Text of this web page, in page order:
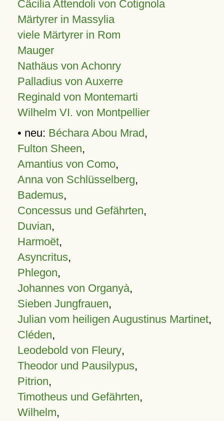
Cäcilia Attendoli von Cotignola
Märtyrer in Massylia
viele Märtyrer in Rom
Mauger
Nathäus von Achonry
Palladius von Auxerre
Reginald von Montemarti
Wilhelm VI. von Montpellier
• neu: Béchara Abou Mrad,
Fulton Sheen,
Amantius von Como,
Anna von Schlüsselberg,
Bademus,
Concessus und Gefährten,
Duvian,
Harmoët,
Asyncritus,
Phlegon,
Johannes von Organyà,
Sieben Jungfrauen,
Julian vom heiligen Augustinus Martinet,
Cléden,
Leodebold von Fleury,
Theodor und Pausilypus,
Pitrion,
Timotheus und Gefährten,
Wilhelm,